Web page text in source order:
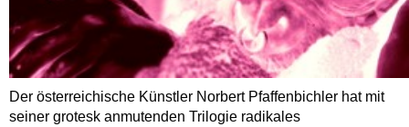
Der österreichische Künstler Norbert Pfaffenbichler hat mit
seiner grotesk anmutenden Trilogie radikales